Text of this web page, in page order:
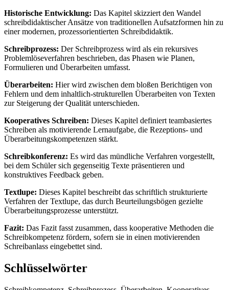
Historische Entwicklung: Das Kapitel skizziert den Wandel
schreibdidaktischer Ansätze von traditionellen Aufsatzformen hin zu
einer modernen, prozessorientierten Schreibdidaktik.
Schreibprozess: Der Schreibprozess wird als ein rekursives
Problemlöseverfahren beschrieben, das Phasen wie Planen,
Formulieren und Überarbeiten umfasst.
Überarbeiten: Hier wird zwischen dem bloßen Berichtigen von
Fehlern und dem inhaltlich-strukturellen Überarbeiten von Texten
zur Steigerung der Qualität unterschieden.
Kooperatives Schreiben: Dieses Kapitel definiert teambasiertes
Schreiben als motivierende Lernaufgabe, die Rezeptions- und
Überarbeitungskompetenzen stärkt.
Schreibkonferenz: Es wird das mündliche Verfahren vorgestellt,
bei dem Schüler sich gegenseitig Texte präsentieren und
konstruktives Feedback geben.
Textlupe: Dieses Kapitel beschreibt das schriftlich strukturierte
Verfahren der Textlupe, das durch Beurteilungsbögen gezielte
Überarbeitungsprozesse unterstützt.
Fazit: Das Fazit fasst zusammen, dass kooperative Methoden die
Schreibkompetenz fördern, sofern sie in einen motivierenden
Schreibanlass eingebettet sind.
Schlüsselwörter